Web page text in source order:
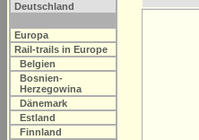
Deutschland
Europa
Rail-trails in Europe
Belgien
Bosnien-
Herzegowina
Dänemark
Estland
Finnland